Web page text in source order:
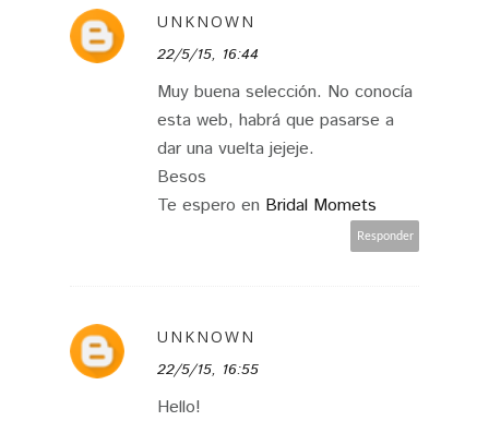
UNKNOWN
22/5/15, 16:44
Muy buena selección. No conocía
esta web, habrá que pasarse a
dar una vuelta jejeje.
Besos
Te espero en Bridal Momets
Responder
UNKNOWN
22/5/15, 16:55
Hello!